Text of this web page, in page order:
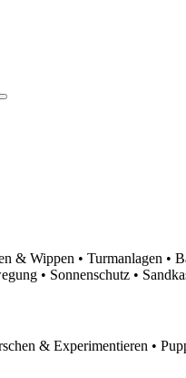
& Wippen • Turmanlagen •
• Sonnenschutz •
& Experimentieren •